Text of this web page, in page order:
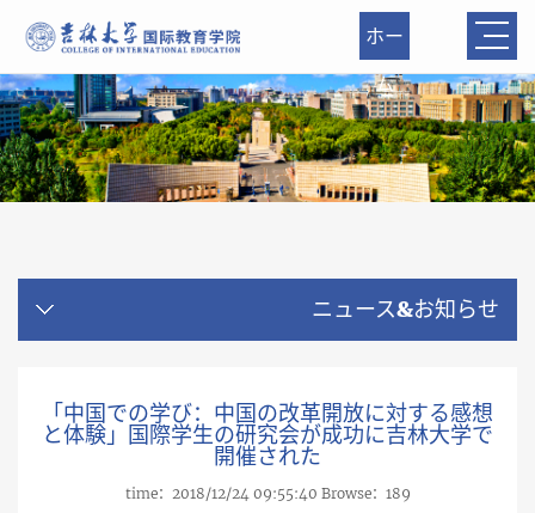
ホー
ム
ニュース&お知らせ
「中国での学び：中国の改革開放に対する感想
と体験」国際学生の研究会が成功に吉林大学で
開催された
time：2018/12/24 09:55:40 Browse： 189